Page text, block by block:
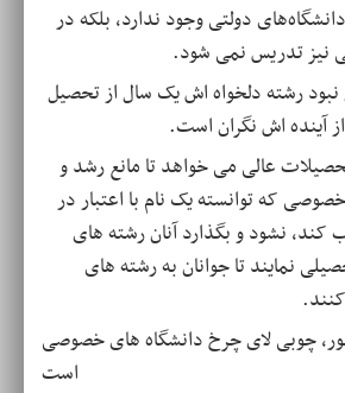
دولتی وجود ندارد، بلکه در
نیز تدریس نمی شود.
نبود رشته دلخواه اش یک سال از تحصیل
آینده اش نگران است.
عالی می خواهد تا مانع رشد و
که توانسته یک نام با اعتبار در
نشود و بگذارد آنان رشته های
نمایند تا جوانان به رشته های
چوبی لای چرخ دانشگاه های خصوصی
است